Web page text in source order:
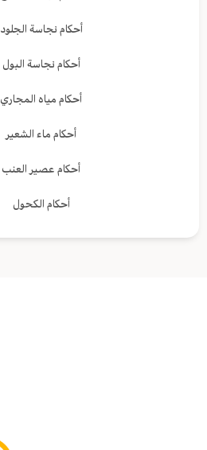
أحكام نجاسة الجلود
أحكام نجاسة البول
أحكام مياه المجاري
أحكام ماء الشعير
أحكام عصير العنب
أحكام الكحول